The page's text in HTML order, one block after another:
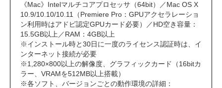
《Mac》Intelマルチコアプロセッサ（64bit）／Mac OS X
10.9/10.10/10.11（Premiere Pro：GPUアクセラレーショ
ン利用時はアドビ認定GPUカード必要）／HD空き容量：
15.5GB以上／RAM：4GB以上
※インストール時と30日に一度のライセンス認証時は、イ
ンターネット接続が必要
※1,280×800以上の解像度、グラフィックカード（16bitカ
ラー、VRAMを512MB以上搭載）
※各ソフト、バージョンごとの動作環境の詳細：